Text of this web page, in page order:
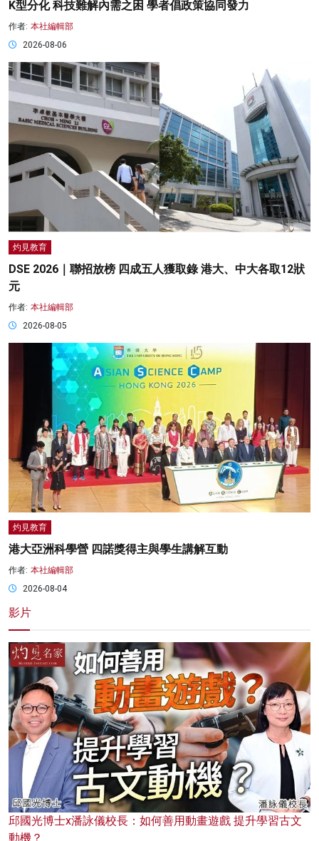
K型分化 科技難解內需之困 學者倡政策協同發力
作者: 本社編輯部
2026-08-06
灼見教育
DSE 2026｜聯招放榜 四成五人獲取錄 港大、中大各取12狀
元
作者: 本社編輯部
2026-08-05
灼見教育
港大亞洲科學營 四諾獎得主與學生講解互動
作者: 本社編輯部
2026-08-04
影片
邱國光博士x潘詠儀校長：如何善用動畫遊戲 提升學習古文
動機？